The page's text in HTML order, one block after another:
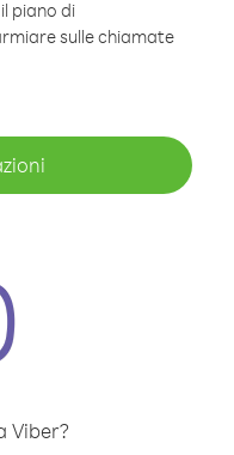
piano di
sulle chiamate
Viber?